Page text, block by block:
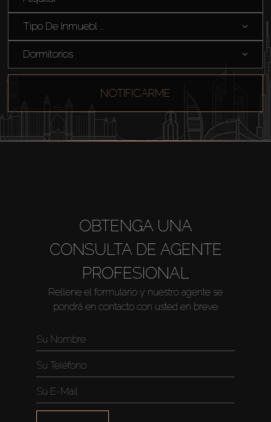
Sobre Plano
Agentes
Tipo De Inmuebl ...
Dormitorios
NOTIFICARME
OBTENGA UNA
CONSULTA DE AGENTE
PROFESIONAL
Rellene el formulario y nuestro agente se
pondrá en contacto con usted en breve